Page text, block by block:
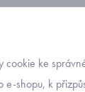
cookie ke
e-shopu, k